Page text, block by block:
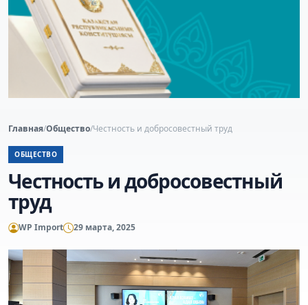
Главная/Общество/Честность и добросовестный труд
ОБЩЕСТВО
Честность и добросовестный
труд
WP Import 29 марта, 2025